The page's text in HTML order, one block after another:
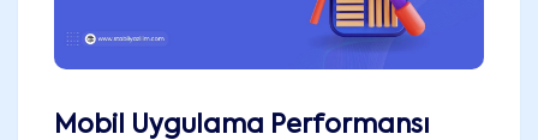
Mobil Uygulama Performansı